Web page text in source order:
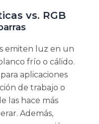
vs. RGB
emiten luz en un
frío o cálido.
aplicaciones
de trabajo o
las hace más
Además,